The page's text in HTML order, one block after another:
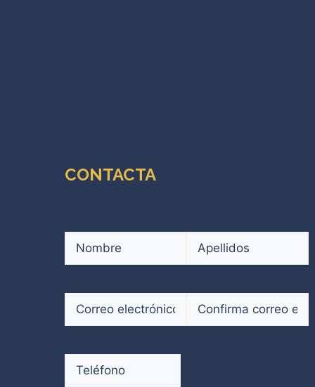
CONTACTA
Nombre
Correo
electrónico
(Obligatorio)
un
email
Teléfono